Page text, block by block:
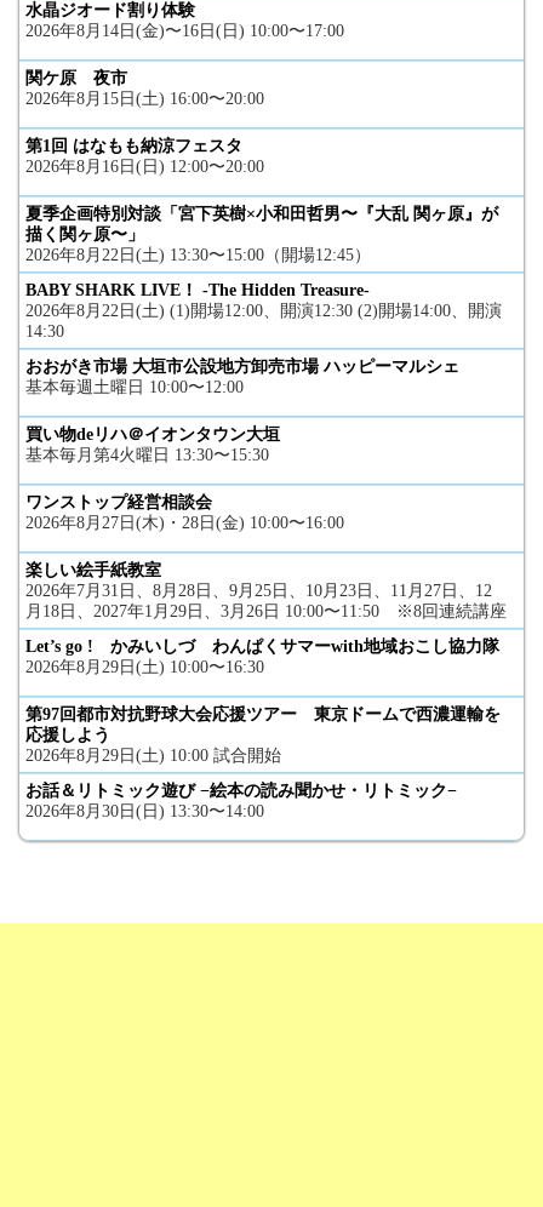
水晶ジオード割り体験
2026年8月14日(金)〜16日(日) 10:00〜17:00
関ケ原 夜市
2026年8月15日(土) 16:00〜20:00
第1回 はなもも納涼フェスタ
2026年8月16日(日) 12:00〜20:00
夏季企画特別対談「宮下英樹×小和田哲男〜『大乱 関ヶ原』が
描く関ヶ原〜」
2026年8月22日(土) 13:30〜15:00（開場12:45）
BABY SHARK LIVE！ -The Hidden Treasure-
2026年8月22日(土) (1)開場12:00、開演12:30 (2)開場14:00、開演
14:30
おおがき市場 大垣市公設地方卸売市場 ハッピーマルシェ
基本毎週土曜日 10:00〜12:00
買い物deリハ＠イオンタウン大垣
基本毎月第4火曜日 13:30〜15:30
ワンストップ経営相談会
2026年8月27日(木)・28日(金) 10:00〜16:00
楽しい絵手紙教室
2026年7月31日、8月28日、9月25日、10月23日、11月27日、12
月18日、2027年1月29日、3月26日 10:00〜11:50 ※8回連続講座
Let’s go ! かみいしづ わんぱくサマーwith地域おこし協力隊
2026年8月29日(土) 10:00〜16:30
第97回都市対抗野球大会応援ツアー 東京ドームで西濃運輸を
応援しよう
2026年8月29日(土) 10:00 試合開始
お話＆リトミック遊び −絵本の読み聞かせ・リトミック−
2026年8月30日(日) 13:30〜14:00